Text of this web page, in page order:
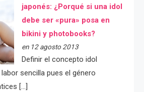
japonés: ¿Porqué si una idol
debe ser «pura» posa en
bikini y photobooks?
en 12 agosto 2013
Definir el concepto idol
sencilla pues el género
[…]